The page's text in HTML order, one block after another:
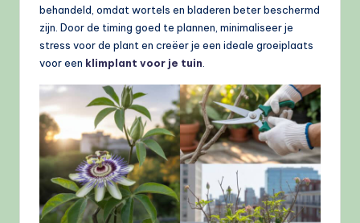
behandeld, omdat wortels en bladeren beter beschermd
zijn. Door de timing goed te plannen, minimaliseer je
stress voor de plant en creëer je een ideale groeiplaats
voor een klimplant voor je tuin.